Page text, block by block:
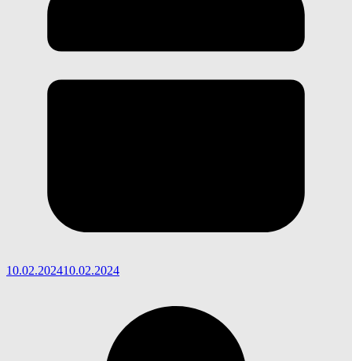
10.02.202410.02.2024